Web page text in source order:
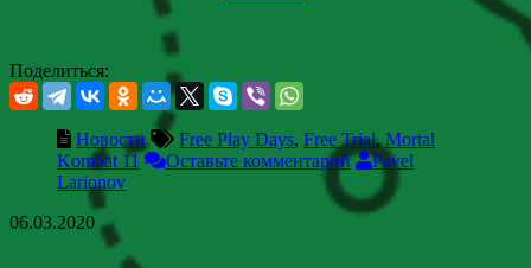
Поделиться:
Новости Free Play Days, Free Trial,Mortal
Kombat 11
Оставьте комментарий
Pavel
Larionov
06.03.2020